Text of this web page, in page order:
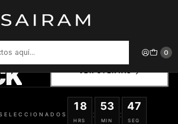
0
Kajal Dahab Mujer Edp 100 ml
SELECCIONADOS
18
HRS
:
53
MIN
:
46
SEG